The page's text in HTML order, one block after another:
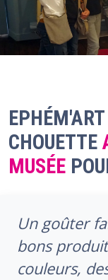
CHOUETTE
MUSÉE
Un goûter
bons
couleurs,